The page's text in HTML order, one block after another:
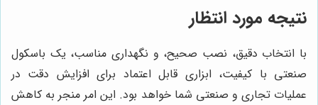
نتیجه مورد انتظار
با انتخاب دقیق، نصب صحیح، و نگهداری مناسب، یک باسکول
صنعتی با کیفیت، ابزاری قابل اعتماد برای افزایش دقت در
عملیات تجاری و صنعتی شما خواهد بود. این امر منجر به کاهش